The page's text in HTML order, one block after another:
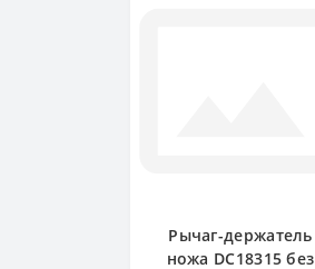
Рычаг-держатель
ножа DC18315 без